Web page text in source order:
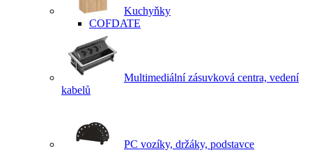
Kuchyňky
COFDATE
Multimediální zásuvková centra, vedení
kabelů
PC vozíky, držáky, podstavce